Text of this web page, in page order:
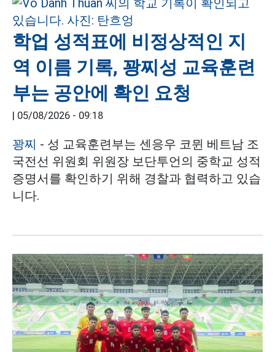
학업 성적표에 비정상적인 지
역 이름 기록, 꽝찌성 교육훈련
부는 공안에 확인 요청
| 05/08/2026 - 09:18
꽝찌 - 성 교육훈련부는 센응우 코뮌 베트남 조
국전선 위원회 위원장 보단투언의 중학교 성적
증명서를 확인하기 위해 경찰과 협력하고 있습
니다.